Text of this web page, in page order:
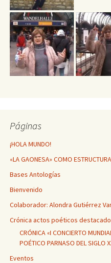
Páginas
¡HOLA MUNDO!
«LA GAONESA» COMO
Bases Antologías
Bienvenido
Colaborador: Alondra Gutiérrez
Crónica actos poéticos
CRÓNICA «I CONCIERTO
POÉTICO PARNASO DEL SIGLO
Eventos